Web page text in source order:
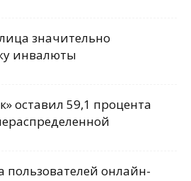
значительно
инвалюты
оставил 59,1 процента
пользователей онлайн-